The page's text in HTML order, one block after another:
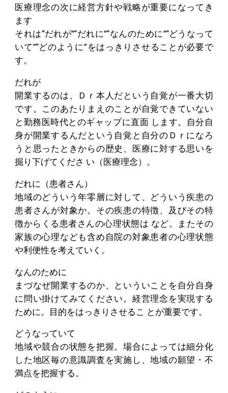
医療理念の次に経営方針や戦略が重要になってき
ます
それは“だれが”“だれに”“なんのために”“どうなって
いて”“どのように”をはっきりさせることが必要で
す。
だれが
開業するのは、Ｄｒ本人だという自覚が一番大切
です。このあたりまえのことが自覚できていない
と勤務医時代とのギャップに直面 します。自分自
身が開業するんだという自覚と自分のＤｒになろ
うと思ったときからの歴史、医療に対する思いを
掘り下げてくださ い（医療理念）。
だれに（患者さん）
地域のどういう年零層に対して、どういう疾患の
患者さんが対象か。その疾患の特徴、及びその特
徴からくる患者さんの心理状態は など。またその
家族の心理なども含め自院の対象患者の心理状態
や利便性を考えていく。
なんのために
まづなぜ開業するのか、といういことを自分自身
に問い掛けてみてください。経営理念を実現する
ために。目的をはっきりさせるこ とが重要です。
どうなっていて
地域や競合の状態を把握。場合によっては細分化
した地区毎の意識調査を実施し、地域の願望・不
満点を把握する。